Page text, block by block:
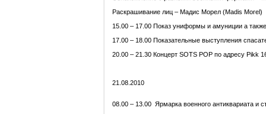
Раскрашивание лиц – Мадис Морел (Madis Morel)
15.00 – 17.00 Показ униформы и амуниции а
17.00 – 18.00 Показательные выступления
20.00 – 21.30 Концерт SOTS POP по адресу Pikk
21.08.2010
08.00 – 13.00 Ярмарка военного антиквариата и